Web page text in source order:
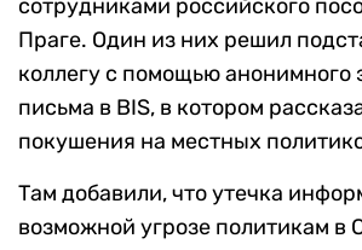
сотрудниками российского
Праге. Один из них решил
коллегу с помощью анонимного
письма в BIS, в котором
покушения на местных
Там добавили, что утечка
возможной угрозе политикам в